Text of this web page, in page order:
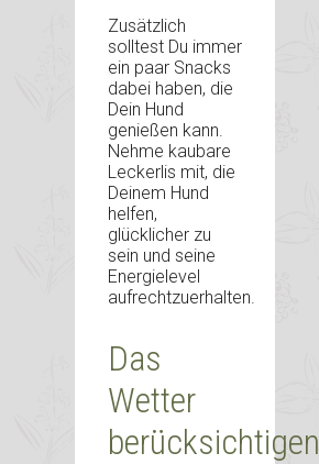
Zusätzlich
solltest Du immer
ein paar Snacks
dabei haben, die
Dein Hund
genießen kann.
Nehme kaubare
Leckerlis mit, die
Deinem Hund
helfen,
glücklicher zu
sein und seine
Energielevel
aufrechtzuerhalten.
Das
Wetter
berücksichtigen